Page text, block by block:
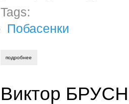
Tags:
Побасенки
подробнее
Виктор